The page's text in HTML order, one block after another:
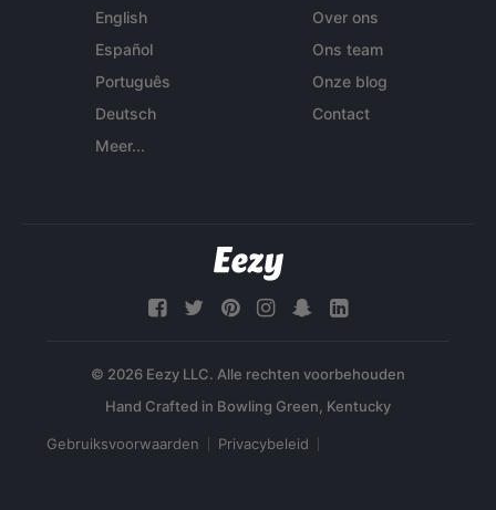
English
Español
Português
Deutsch
Meer...
Over ons
Ons team
Onze blog
Contact
© 2026 Eezy LLC. Alle rechten voorbehouden
Gebruiksvoorwaarden Privacybeleid